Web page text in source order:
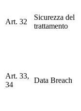
Art. 32
Sicurezza del
trattamento
Art. 33,
34
Data Breach